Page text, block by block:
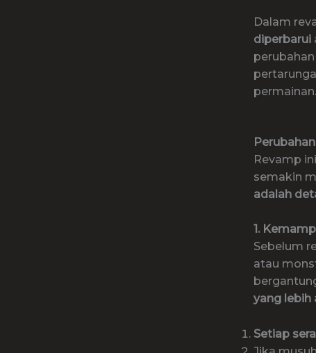
Dalam
diperbarui
permainan.
Revamp
semakin
adalah
1.
Sebelum
atau
yang lebih
Setiap